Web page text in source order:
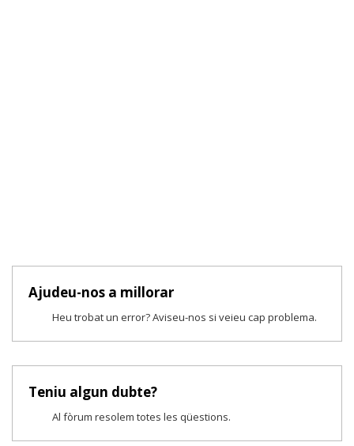
Ajudeu-nos a millorar
Heu trobat un error? Aviseu-nos si veieu cap problema.
Teniu algun dubte?
Al fòrum resolem totes les qüestions.